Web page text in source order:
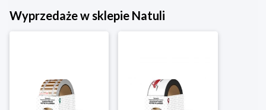
Wyprzedaże w sklepie Natuli